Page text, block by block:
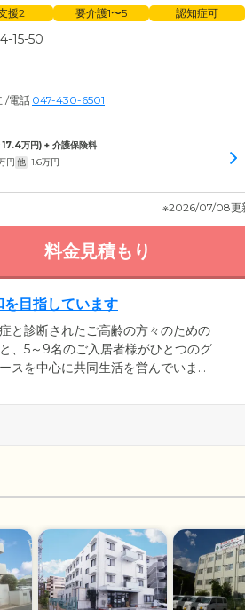
援2 要介護1〜5 認知症可
15-50
/電話 047-430-6501
17.4万円) + 介護保険料
円 他 1.6万円
※2026/07/08更
料金見積もり
目指しています
と診断されたご高齢の方々のための
、5～9名のご入居者様がひとつのグ
スを中心に共同生活を営んでいま
くことにより、認知症の進行緩和を
意しておりますので、プライベート